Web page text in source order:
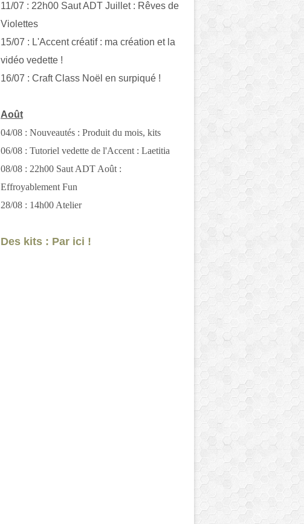
11/07 : 22h00 Saut ADT Juillet : Rêves de
Violettes
15/07 : L'Accent créatif : ma création et la
vidéo vedette !
16/07 : Craft Class Noël en surpiqué !
Août
04/08 : Nouveautés : Produit du mois, kits
06/08 : Tutoriel vedette de l'Accent : Laetitia
08/08 : 22h00 Saut ADT Août :
Effroyablement Fun
28/08 : 14h00 Atelier
Des kits : Par ici !